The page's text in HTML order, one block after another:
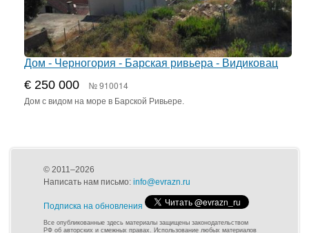
Дом - Черногория - Барская ривьера - Видиковац
€ 250 000 № 910014
Дом с видом на море в Барской Ривьере.
© 2011–2026
Написать нам письмо: info@evrazn.ru
Подписка на обновления
Все опубликованные здесь материалы защищены законодательством
РФ об авторских и смежных правах. Использование любых материалов